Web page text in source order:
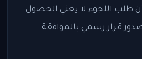
وأن طلب اللجوء لا يعني الحصول
قرار رسمي بالموافقة.